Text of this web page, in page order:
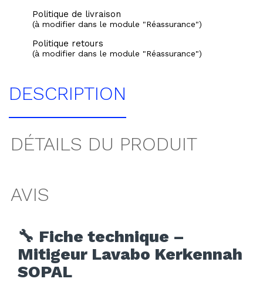
Politique de livraison
(à modifier dans le module "Réassurance")
Politique retours
(à modifier dans le module "Réassurance")
DESCRIPTION
DÉTAILS DU PRODUIT
AVIS
🔧 Fiche technique –
Mitigeur Lavabo Kerkennah
SOPAL